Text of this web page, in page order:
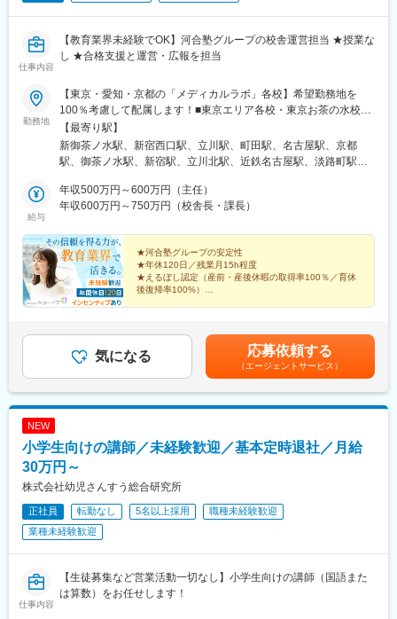
仕事内容
【教育業界未経験でOK】河合塾グループの校舎運営担当 ★授業な
し ★合格支援と運営・広報を担当
勤務地
【東京・愛知・京都の「メディカルラボ」各校】希望勤務地を
100％考慮して配属します！■東京エリア各校・東京お茶の水校：
東京都千代田区神田駿河台・東京新宿校：東京都新宿区西新宿・
東京立川校：東京都立川市曙町・町田校：東京都町田市原町田■名
古屋校・愛知県名古屋市中村区名駅■京都校・京都府京都市下京区
す。※受動喫煙対策：屋内全面禁煙（一部校舎は敷地内喫煙可能場
所あり）
【最寄り駅】
新御茶ノ水駅、新宿西口駅、立川駅、町田駅、名古屋駅、京都
駅、御茶ノ水駅、新宿駅、立川北駅、近鉄名古屋駅、淡路町駅、
給与
年収500万円～600万円（主任）
年収600万円～750万円（校舎長・課長）
★河合塾グループの安定性
★年休120日／残業月15h程度
★えるぼし認定（産前・産後休暇の取得率100％／育休
後復帰率100%）
◎生徒の医師への道をマネジメントするお仕事です（※
授業なし）
気になる 応募依頼する
（エージェントサービス）
NEW
小学生向けの講師／未経験歓迎／基本定時退社／月給
30万円～
株式会社幼児さんすう総合研究所
正社員 転勤なし 5名以上採用
職種未経験歓迎
業種未経験歓迎
仕事内容
【生徒募集など営業活動一切なし】小学生向けの講師（国語また
は算数）をお任せします！